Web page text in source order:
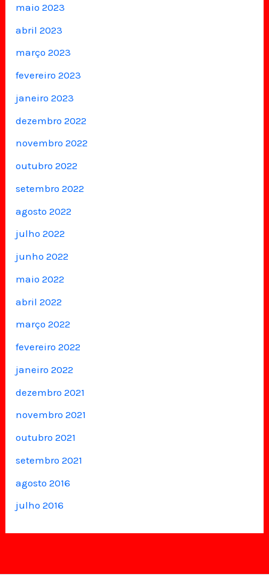
maio 2023
abril 2023
março 2023
fevereiro 2023
janeiro 2023
dezembro 2022
novembro 2022
outubro 2022
setembro 2022
agosto 2022
julho 2022
junho 2022
maio 2022
abril 2022
março 2022
fevereiro 2022
janeiro 2022
dezembro 2021
novembro 2021
outubro 2021
setembro 2021
agosto 2016
julho 2016